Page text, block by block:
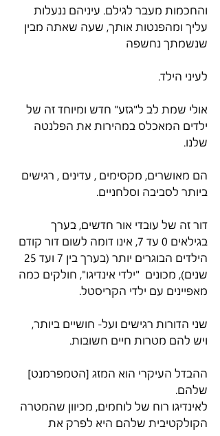
והחכמות מעבר לגילם. עיניהם ננעלות
עליך ומהפנטות אותך, שעה שאתה מבין
שנשמתך נחשפה
לעיני הילד.
אולי שמת לב ל"גזע" חדש ומיוחד זה של
ילדים המאכלס במהירות את הפלנטה
שלנו.
הם מאושרים, מקסימים , עדינים , רגישים
ביותר לסביבה וסלחניים.
דור זה של עובדי אור חדשים, בערך
בגילאים 0 עד 7, אינו דומה לשום דור קודם
שנים), מכונים  "ילדי אינדיגו", חולקים כמה
מאפיינים עם ילדי הקריסטל.
שני הדורות רגישים ועל- חושיים ביותר,
ויש להם מטרות חיים חשובות.
ההבדל העיקרי הוא המזג [הטמפרמנט]
שלהם.
לאינדיגו רוח של לוחמים, מכיוון שהמטרה
הקולקטיבית שלהם היא לפרק את